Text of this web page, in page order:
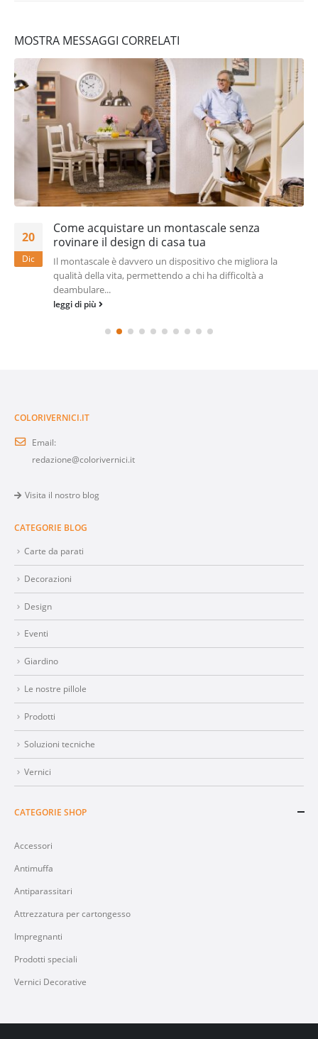
MOSTRA MESSAGGI CORRELATI
20
Dic
Come acquistare un montascale senza
rovinare il design di casa tua
Il montascale è davvero un dispositivo che migliora la
qualità della vita, permettendo a chi ha difficoltà a
deambulare...
leggi di più
COLORIVERNICI.IT
Email:
redazione@colorivernici.it
Visita il nostro blog
CATEGORIE BLOG
Carte da parati
Decorazioni
Design
Eventi
Giardino
Le nostre pillole
Prodotti
Soluzioni tecniche
Vernici
CATEGORIE SHOP
Accessori
Antimuffa
Antiparassitari
Attrezzatura per cartongesso
Impregnanti
Prodotti speciali
Vernici Decorative